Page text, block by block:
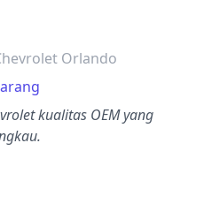
bintang lima
Orlando
kualitas OEM yang